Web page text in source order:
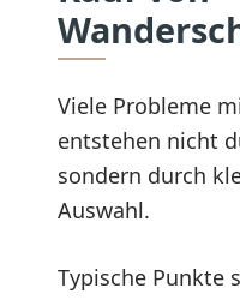
Viele Probleme
entstehen nicht
sondern durch
Auswahl.
Typische Punkte